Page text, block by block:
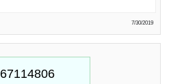
7/30/2019